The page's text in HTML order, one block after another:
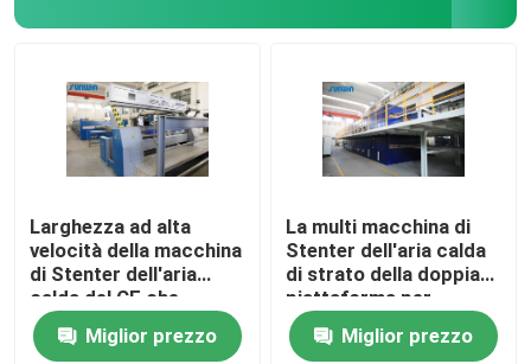
Larghezza ad alta
velocità della macchina
di Stenter dell'aria
calda del CE che
tricotta tessuto che
finisce 2400mm
Miglior prezzo
La multi macchina di
Stenter dell'aria calda
di strato della doppia
piattaforma per
tricotta i tessuti
Miglior prezzo